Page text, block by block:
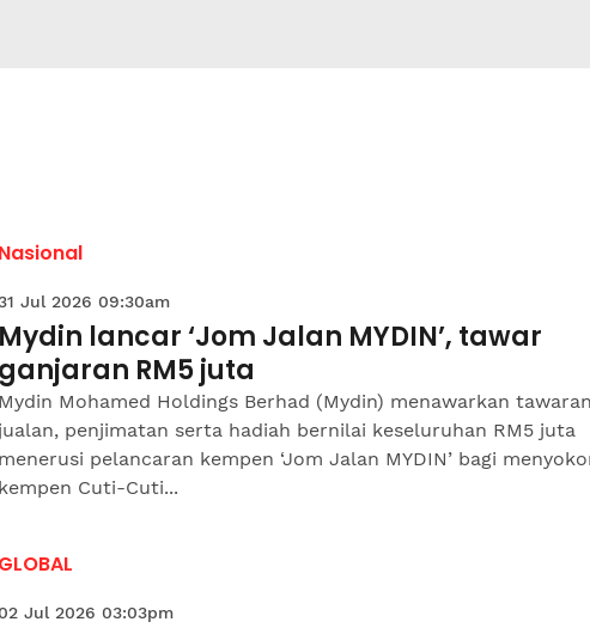
Nasional
Jul 2026 09:30am
Mydin lancar ‘Jom Jalan MYDIN’, tawar
ganjaran RM5 juta
Mydin Mohamed Holdings Berhad (Mydin) menawarkan tawaran
jualan, penjimatan serta hadiah bernilai keseluruhan RM5 juta
menerusi pelancaran kempen ‘Jom Jalan MYDIN’ bagi
kempen Cuti-Cuti...
GLOBAL
Jul 2026 03:03pm